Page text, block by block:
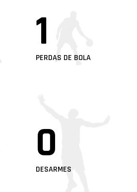
1
PERDAS DE BOLA
0
DESARMES